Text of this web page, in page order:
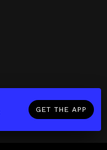
GET THE APP